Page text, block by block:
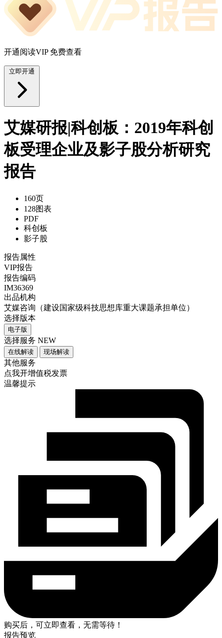
开通阅读VIP 免费查看
立即开通
艾媒研报|科创板：2019年科创
板受理企业及影子股分析研究
报告
160页
128图表
PDF
科创板
影子股
报告属性
VIP报告
报告编码
IM36369
出品机构
艾媒咨询（建设国家级科技思想库重大课题承担单位）
选择版本
电子版
选择服务 NEW
在线解读 现场解读
其他服务
点我开增值税发票
温馨提示
购买后，可立即查看，无需等待！
报告预览